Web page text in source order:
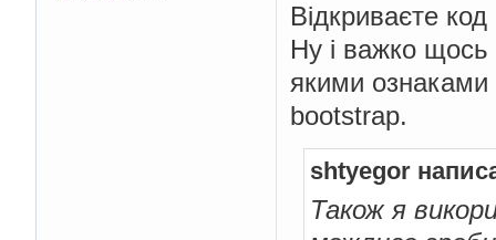
Відкриваєте
Ну і важко щось
якими ознаками
bootstrap.
shtyegor
Також я